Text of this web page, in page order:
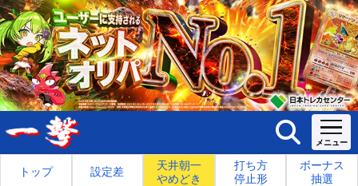
トップ 設定差
天井朝一
やめどき
打ち方
停止形
ボーナス
抽選